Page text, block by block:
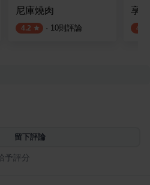
尼庫燒肉
4.2 · 10則評論
享
4.3
留下評論
予評分